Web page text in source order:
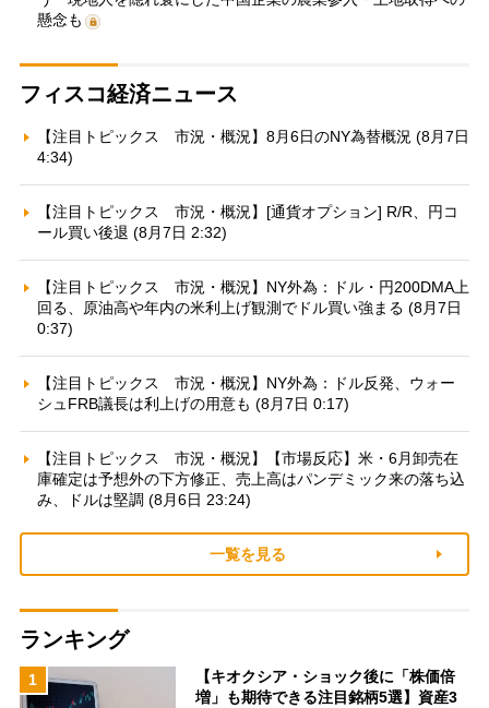
懸念も
フィスコ経済ニュース
【注目トピックス 市況・概況】8月6日のNY為替概況 (8月7日
4:34)
【注目トピックス 市況・概況】[通貨オプション] R/R、円コ
ール買い後退 (8月7日 2:32)
【注目トピックス 市況・概況】NY外為：ドル・円200DMA上
回る、原油高や年内の米利上げ観測でドル買い強まる (8月7日
0:37)
【注目トピックス 市況・概況】NY外為：ドル反発、ウォー
シュFRB議長は利上げの用意も (8月7日 0:17)
【注目トピックス 市況・概況】【市場反応】米・6月卸売在
庫確定は予想外の下方修正、売上高はパンデミック来の落ち込
み、ドルは堅調 (8月6日 23:24)
一覧を見る
ランキング
1
【キオクシア・ショック後に「株価倍
増」も期待できる注目銘柄5選】資産3